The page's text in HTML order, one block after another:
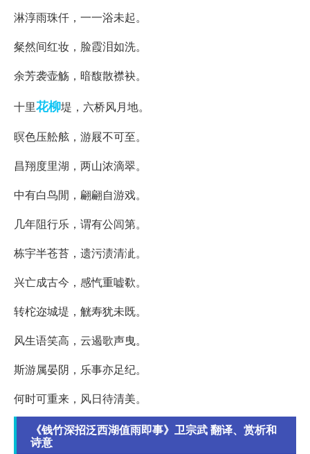
淋淳雨珠仟，一一浴未起。
粲然间红妆，脸霞泪如洗。
余芳袭壶觞，暗馥散襟袂。
十里花柳堤，六桥风月地。
暝色压舩舷，游屐不可至。
昌翔度里湖，两山浓滴翠。
中有白鸟閒，翩翩自游戏。
几年阻行乐，谓有公闾第。
栋宇半苍苔，遗污渍清泚。
兴亡成古今，感忾重嘘欷。
转柁迩城堤，觥寿犹未既。
风生语笑高，云遏歌声曳。
斯游属晏阴，乐事亦足纪。
何时可重来，风日待清美。
《钱竹深招泛西湖值雨即事》卫宗武 翻译、赏析和
诗意